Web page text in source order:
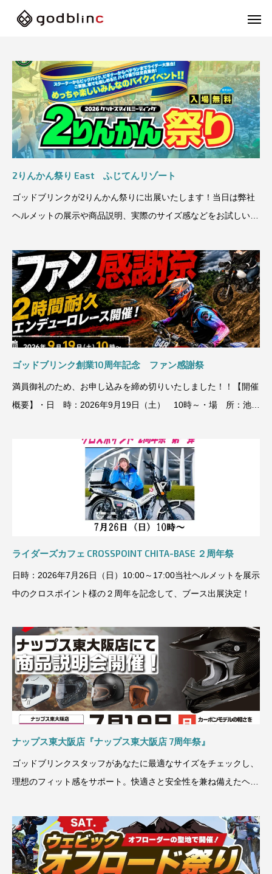
フルフェイス
FULL-FACE
スポー
2りんかん祭り East ふじてんリゾート
ゴッドブリンクが2りんかん祭りに出展いたします！当日は弊社
ヘルメットの展示や商品説明、実際のサイズ感などをお試しいた
ゴッドブリンク創業10周年記念 ファン感謝祭
満員御礼のため、お申し込みを締め切りいたしました！！【開催
概要】・日 時：2026年9月19日（土） 10時～・場 所：池の
ライダーズカフェ CROSSPOINT CHITA-BASE ２周年祭
日時：2026年7月26日（日）10:00～17:00当社ヘルメットを展示
中のクロスポイント様の２周年を記念して、ブース出展決定！
ナップス東大阪店『ナップス東大阪店 7周年祭』
ゴッドブリンクスタッフがあなたに最適なサイズをチェックし、
理想のフィット感をサポート。快適さと安全性を兼ね備えたヘル